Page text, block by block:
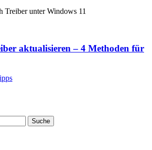
aktualisieren – 4 Methoden für
Suche